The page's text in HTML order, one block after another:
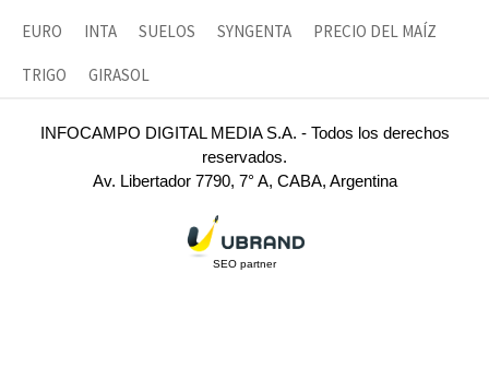
EURO INTA SUELOS SYNGENTA PRECIO DEL MAÍZ
TRIGO GIRASOL
INFOCAMPO DIGITAL MEDIA S.A. - Todos los derechos
reservados.
Av. Libertador 7790, 7° A, CABA, Argentina
SEO partner